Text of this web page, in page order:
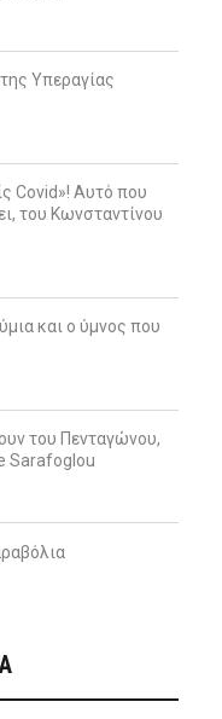
Υπεραγίας
Covid»! Αυτό που
του Κωνσταντίνου
και ο ύμνος που
του Πενταγώνου,
Sarafoglou